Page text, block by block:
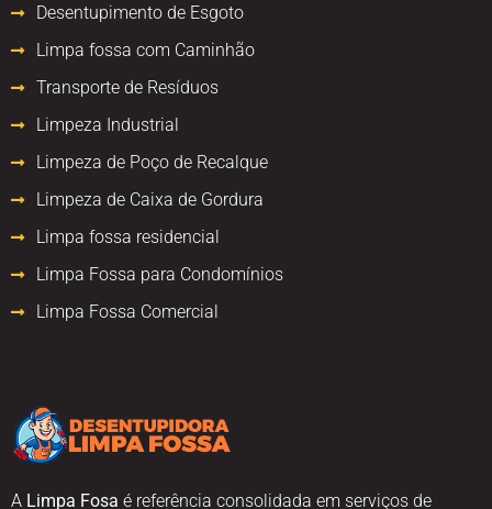
A Limpa Fosa é referência consolidada em serviços de
Desentupimento de Esgoto
Limpa fossa com Caminhão
Transporte de Resíduos
Limpeza Industrial
Limpeza de Poço de Recalque
Limpeza de Caixa de Gordura
Limpa fossa residencial
Limpa Fossa para Condomínios
Limpa Fossa Comercial